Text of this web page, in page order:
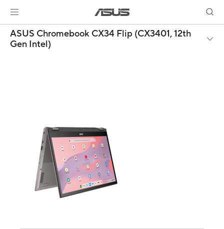
ASUS Chromebook CX34 Flip (CX3401, 12th
Gen Intel)